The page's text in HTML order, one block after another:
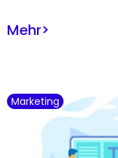
Mehr>
Marketing